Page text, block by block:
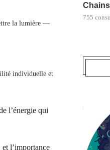
la lumière —
individuelle et
l’énergie qui
l’importance
Chains
755